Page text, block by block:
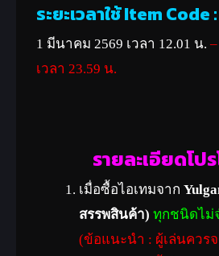
ระยะเวลาใช้ Item Code :
1 มีนาคม 2569 เวลา 12.01 น.
เวลา 23.59 น.
รายละเอียดโป
เมื่อซื้อไอเทมจาก
สรรพสินค้า) ทุกชนิดไม่
(ข้อแนะนำ : ผู้เล่นควร